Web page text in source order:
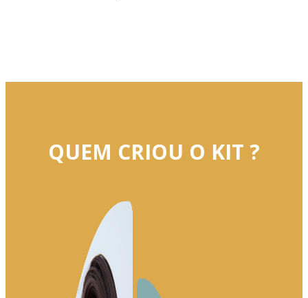
QUEM CRIOU O KIT ?